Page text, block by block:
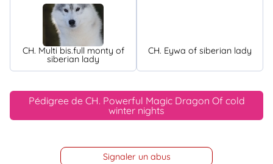
CH. Multi bis.full monty of
siberian lady
CH. Eywa of siberian lady
Pédigree de CH. Powerful Magic Dragon Of cold
winter nights
Signaler un abus